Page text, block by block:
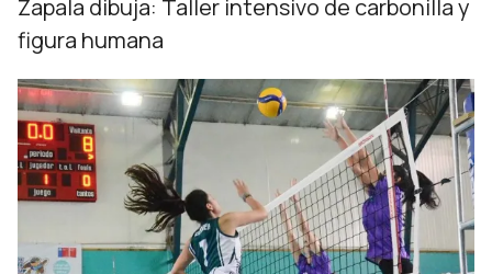
Zapala dibuja: Taller intensivo de carbonilla y
figura humana